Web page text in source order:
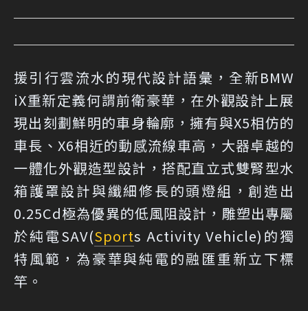
援引行雲流水的現代設計語彙，全新BMW
iX重新定義何謂前衛豪華，在外觀設計上展
現出刻劃鮮明的車身輪廓，擁有與X5相仿的
車長、X6相近的動感流線車高，大器卓越的
一體化外觀造型設計，搭配直立式雙腎型水
箱護罩設計與纖細修長的頭燈組，創造出
0.25Cd極為優異的低風阻設計，雕塑出專屬
於純電SAV(Sports Activity Vehicle)的獨
特風範，為豪華與純電的融匯重新立下標
竿。